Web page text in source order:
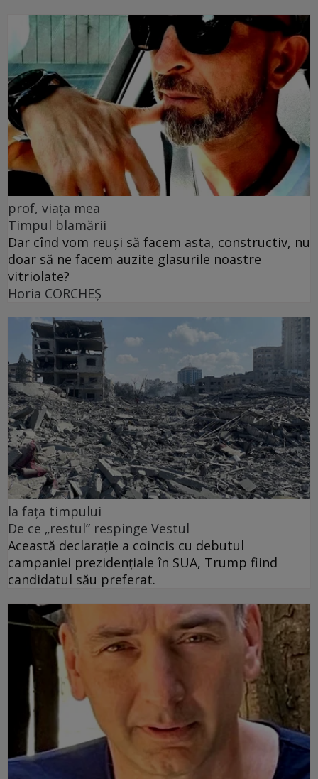
prof, viața mea
Timpul blamării
Dar cînd vom reuși să facem asta, constructiv, nu
doar să ne facem auzite glasurile noastre
vitriolate?
Horia CORCHEŞ
la fața timpului
De ce „restul” respinge Vestul
Această declarație a coincis cu debutul
campaniei prezidențiale în SUA, Trump fiind
candidatul său preferat.